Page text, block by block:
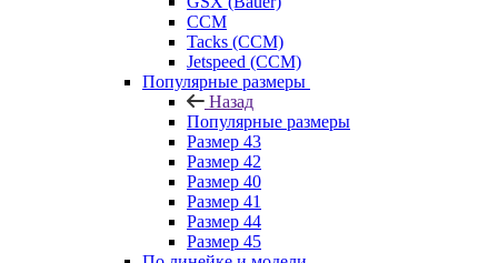
CCM
Tacks (CCM)
Jetspeed (CCM)
Популярные размеры
Назад
Популярные размеры
Размер 43
Размер 42
Размер 40
Размер 41
Размер 44
Размер 45